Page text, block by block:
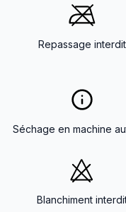
Repassage interdit
Séchage en machine
Blanchiment